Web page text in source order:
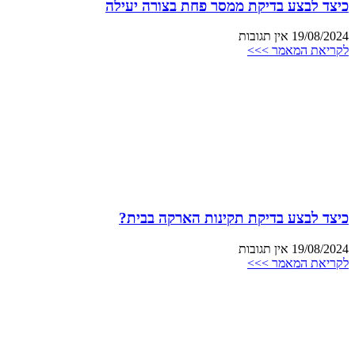
כיצד לבצע בדיקת ממסר פחת בצורה יעילה
19/08/2024 אין תגובות
לקריאת המאמר >>>
כיצד לבצע בדיקת תקינות הארקה בבית?
19/08/2024 אין תגובות
לקריאת המאמר >>>